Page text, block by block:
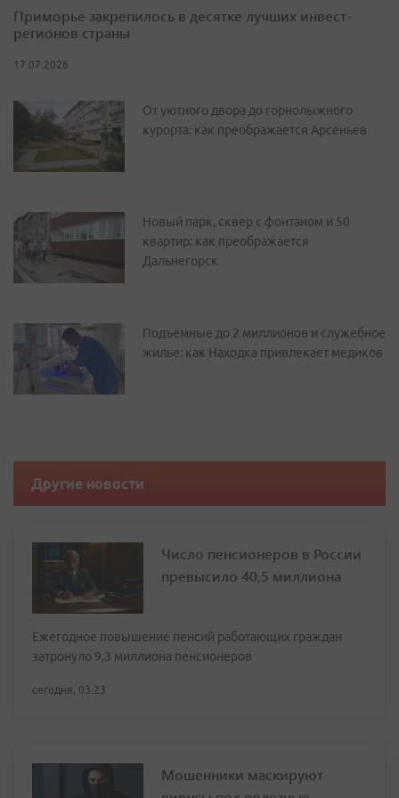
Приморье закрепилось в десятке лучших инвест-
регионов страны
17.07.2026
От уютного двора до горнолыжного
курорта: как преображается Арсеньев
Новый парк, сквер с фонтаном и 50
квартир: как преображается
Дальнегорск
Подъемные до 2 миллионов и служебное
жилье: как Находка привлекает медиков
Другие новости
Число пенсионеров в России
превысило 40,5 миллиона
Ежегодное повышение пенсий работающих граждан
затронуло 9,3 миллиона пенсионеров
сегодня, 03:23
Мошенники маскируют